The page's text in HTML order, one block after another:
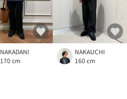
NAKADANI
170 cm
NAKAUCHI
160 cm